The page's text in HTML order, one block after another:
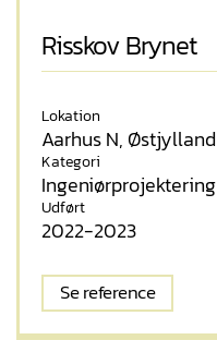
Risskov Brynet
Lokation
Aarhus N, Østjylland
Kategori
Ingeniørprojektering
Udført
2022-2023
Se reference